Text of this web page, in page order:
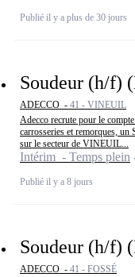
Publié il y a plus de 30 jours
Soudeur (h/f)
ADECCO - 41 - VINEUIL
Adecco recrute pour le
carrosseries et remorques,
sur le secteur de VINEUIL...
Intérim - Temps plein
Publié il y a 8 jours
Soudeur (h/f)
ADECCO - 41 - FOSSÉ